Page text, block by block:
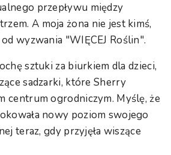
przepływu między
A moja żona nie jest kimś,
wyzwania "WIĘCEJ Roślin".
sztuki za biurkiem dla dzieci,
sadzarki, które Sherry
centrum ogrodniczym. Myślę, że
nowy poziom swojego
teraz, gdy przyjęła wiszące